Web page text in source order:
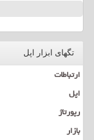
تگهای ابزار اپل
ارتباطات
اپل
رپورتاژ
بازار